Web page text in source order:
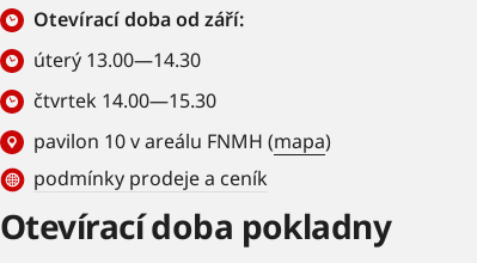
Otevírací doba od září:
úterý 13.00—14.30
čtvrtek 14.00—15.30
pavilon 10 v areálu FNMH (mapa)
podmínky prodeje a ceník
Otevírací doba pokladny